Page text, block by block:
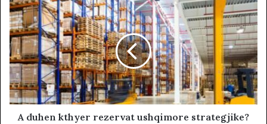
A duhen kthyer rezervat ushqimore strategjike?